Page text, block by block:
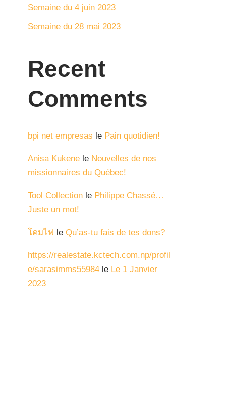
Semaine du 4 juin 2023
Semaine du 28 mai 2023
Recent
Comments
bpi net empresas le Pain quotidien!
Anisa Kukene le Nouvelles de nos
missionnaires du Québec‏!
Tool Collection le Philippe Chassé…
Juste un mot!
โคมไฟ le Qu’as-tu fais de tes dons?
https://realestate.kctech.com.np/profil
e/sarasimms55984 le Le 1 Janvier
2023